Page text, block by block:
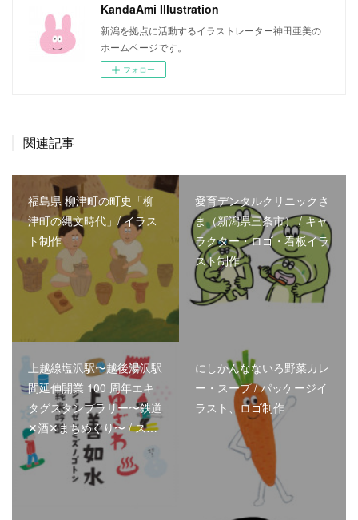
KandaAmi Illustration
新潟を拠点に活動するイラストレーター神田亜美の
ホームページです。
フォロー
関連記事
福島県 柳津町の町史「柳
津町の縄文時代」/ イラス
ト制作
愛育デンタルクリニックさ
ま（新潟県三条市） / キャ
ラクター・ロゴ・看板イラ
スト制作
上越線塩沢駅〜越後湯沢駅
間延伸開業 100 周年エキ
タグスタンプラリー〜鉄道
✕酒✕まちめぐり〜 / ス…
にしかんなないろ野菜カレ
ー・スープ / パッケージイ
ラスト、ロゴ制作